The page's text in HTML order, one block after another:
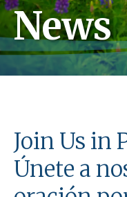
News
Join Us in
Únete a